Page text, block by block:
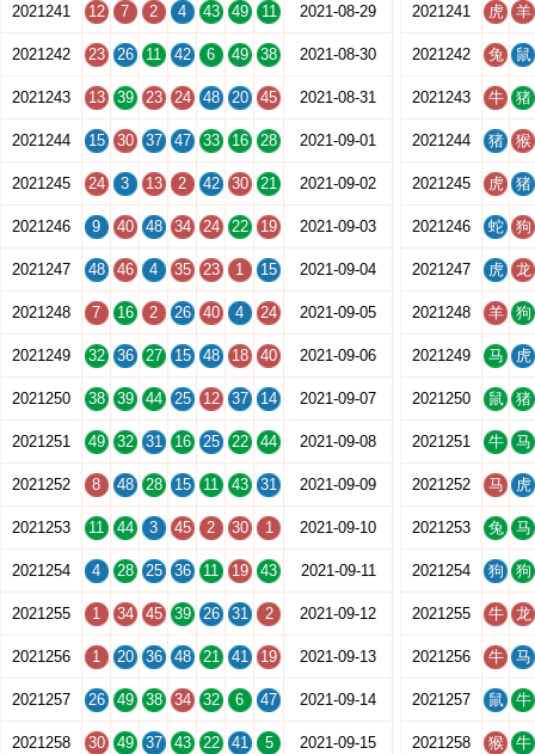
2021241 12 7 2 4 43 49 11 2021-08-29
2021242 23 26 11 42 6 49 38 2021-08-30
2021243 13 39 23 24 48 20 45 2021-08-31
2021244 15 30 37 47 33 16 28 2021-09-01
2021245 24 3 13 2 42 30 21 2021-09-02
2021246 9 40 48 34 24 22 19 2021-09-03
2021247 48 46 4 35 23 1 15 2021-09-04
2021248 7 16 2 26 40 4 24 2021-09-05
2021249 32 36 27 15 48 18 40 2021-09-06
2021250 38 39 44 25 12 37 14 2021-09-07
2021251 49 32 31 16 25 22 44 2021-09-08
2021252 8 48 28 15 11 43 31 2021-09-09
2021253 11 44 3 45 2 30 1 2021-09-10
2021254 4 28 25 36 11 19 43 2021-09-11
2021255 1 34 45 39 26 31 2 2021-09-12
2021256 1 20 36 48 21 41 19 2021-09-13
2021257 26 49 38 34 32 6 47 2021-09-14
2021258 30 49 37 43 22 41 5 2021-09-15
2021241 虎 羊
2021242 兔 鼠
2021243 牛 猪
2021244 猪 猴
2021245 虎 猪
2021246 蛇 狗
2021247 虎 龙
2021248 羊 狗
2021249 马 虎
2021250 鼠 猪
2021251 牛 马
2021252 马 虎
2021253 兔 马
2021254 狗 狗
2021255 牛 龙
2021256 牛 马
2021257 鼠 牛
2021258 猴 牛